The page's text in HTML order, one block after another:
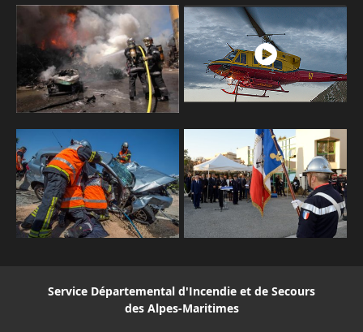
Service Départemental d'Incendie et de Secours
des Alpes-Maritimes